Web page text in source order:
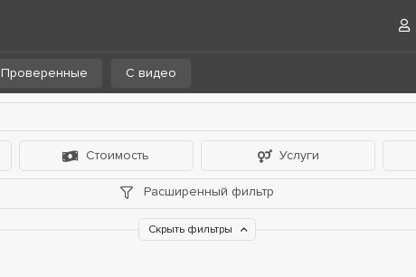
Проверенные С видео
Стоимость Услуги
Расширенный фильтр
Скрыть фильтры